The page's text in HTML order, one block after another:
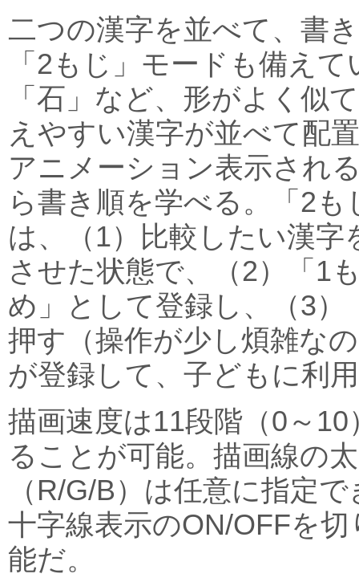
二つの漢字を並べて、書
「2もじ」モードも備え
「石」など、形がよく似
えやすい漢字が並べて配
アニメーション表示され
ら書き順を学べる。「2
は、（1）比較したい漢字
させた状態で、（2）「1
め」として登録し、（3）
押す（操作が少し煩雑な
が登録して、子どもに利
描画速度は11段階（0～
ることが可能。描画線の
（R/G/B）は任意に指定
十字線表示のON/OFFを
能だ。